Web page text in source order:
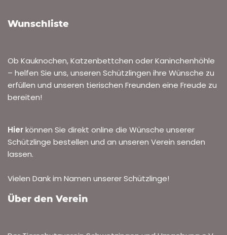
Wunschliste
Ob Kauknochen, Katzenbettchen oder Kaninchenhöhle
– helfen Sie uns, unseren Schützlingen ihre Wünsche zu
erfüllen und unseren tierischen Freunden eine Freude zu
bereiten!
Hierkönnen Sie direkt online die Wünsche unserer
Schützlinge bestellen und an unseren Verein senden
lassen.
Vielen Dank im Namen unserer Schützlinge!
Über den Verein